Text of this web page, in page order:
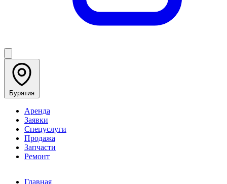
Бурятия
Аренда
Заявки
Спецуслуги
Продажа
Запчасти
Ремонт
Главная